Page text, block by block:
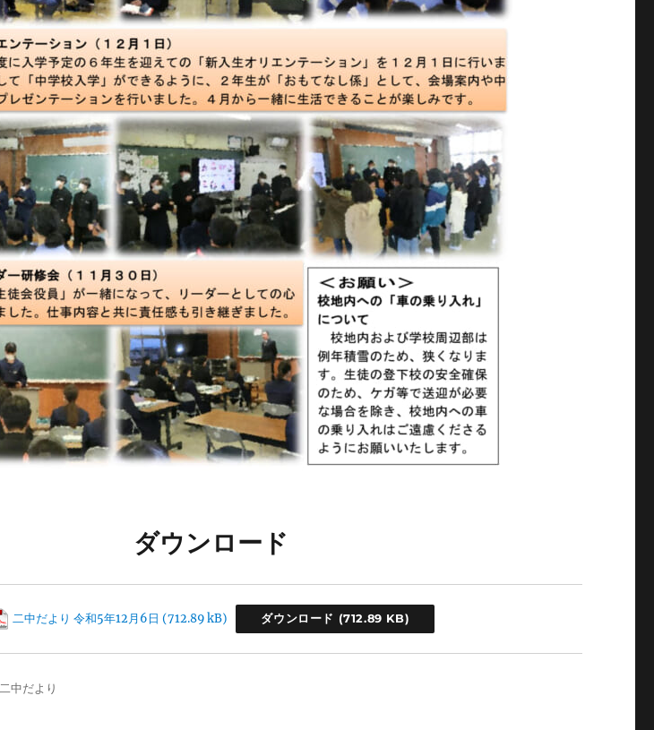
ダウンロード
二中だより 令和5年12月6日 ダウンロード
カ
二中だより